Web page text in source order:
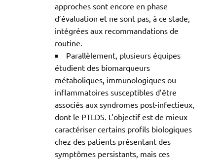
approches sont encore en phase
d’évaluation et ne sont pas, à ce stade,
intégrées aux recommandations de
routine.
Parallèlement, plusieurs équipes
étudient des biomarqueurs
métaboliques, immunologiques ou
inflammatoires susceptibles d’être
associés aux syndromes post-infectieux,
dont le PTLDS. L’objectif est de mieux
caractériser certains profils biologiques
chez des patients présentant des
symptômes persistants, mais ces